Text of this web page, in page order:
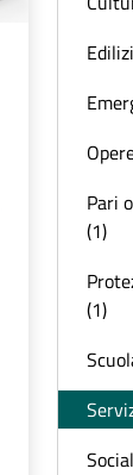
Pari
(1)
(1)